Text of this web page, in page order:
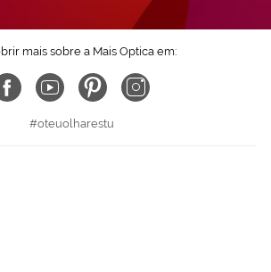
mais sobre a Mais Optica em:
#oteuolharestu